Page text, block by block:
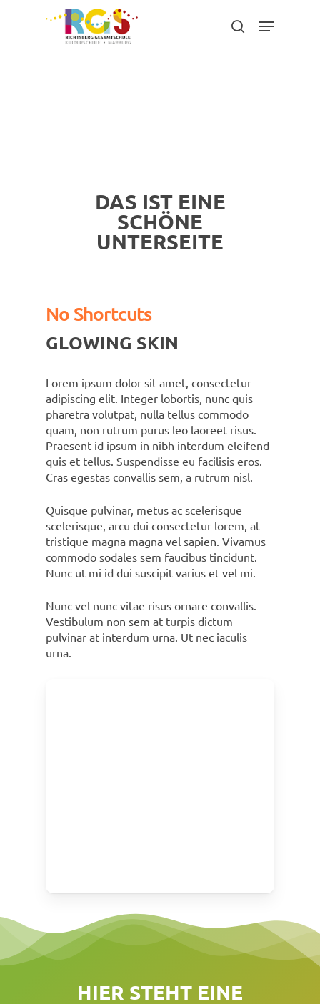
search
Menu
DAS IST EINE
SCHÖNE
UNTERSEITE
No Shortcuts
GLOWING SKIN
Lorem ipsum dolor sit amet, consectetur
adipiscing elit. Integer lobortis, nunc quis
pharetra volutpat, nulla tellus commodo
quam, non rutrum purus leo laoreet risus.
Praesent id ipsum in nibh interdum eleifend
quis et tellus. Suspendisse eu facilisis eros.
Cras egestas convallis sem, a rutrum nisl.
Quisque pulvinar, metus ac scelerisque
scelerisque, arcu dui consectetur lorem, at
tristique magna magna vel sapien. Vivamus
commodo sodales sem faucibus tincidunt.
Nunc ut mi id dui suscipit varius et vel mi.
Nunc vel nunc vitae risus ornare convallis.
Vestibulum non sem at turpis dictum
pulvinar at interdum urna. Ut nec iaculis
urna.
HIER STEHT EINE